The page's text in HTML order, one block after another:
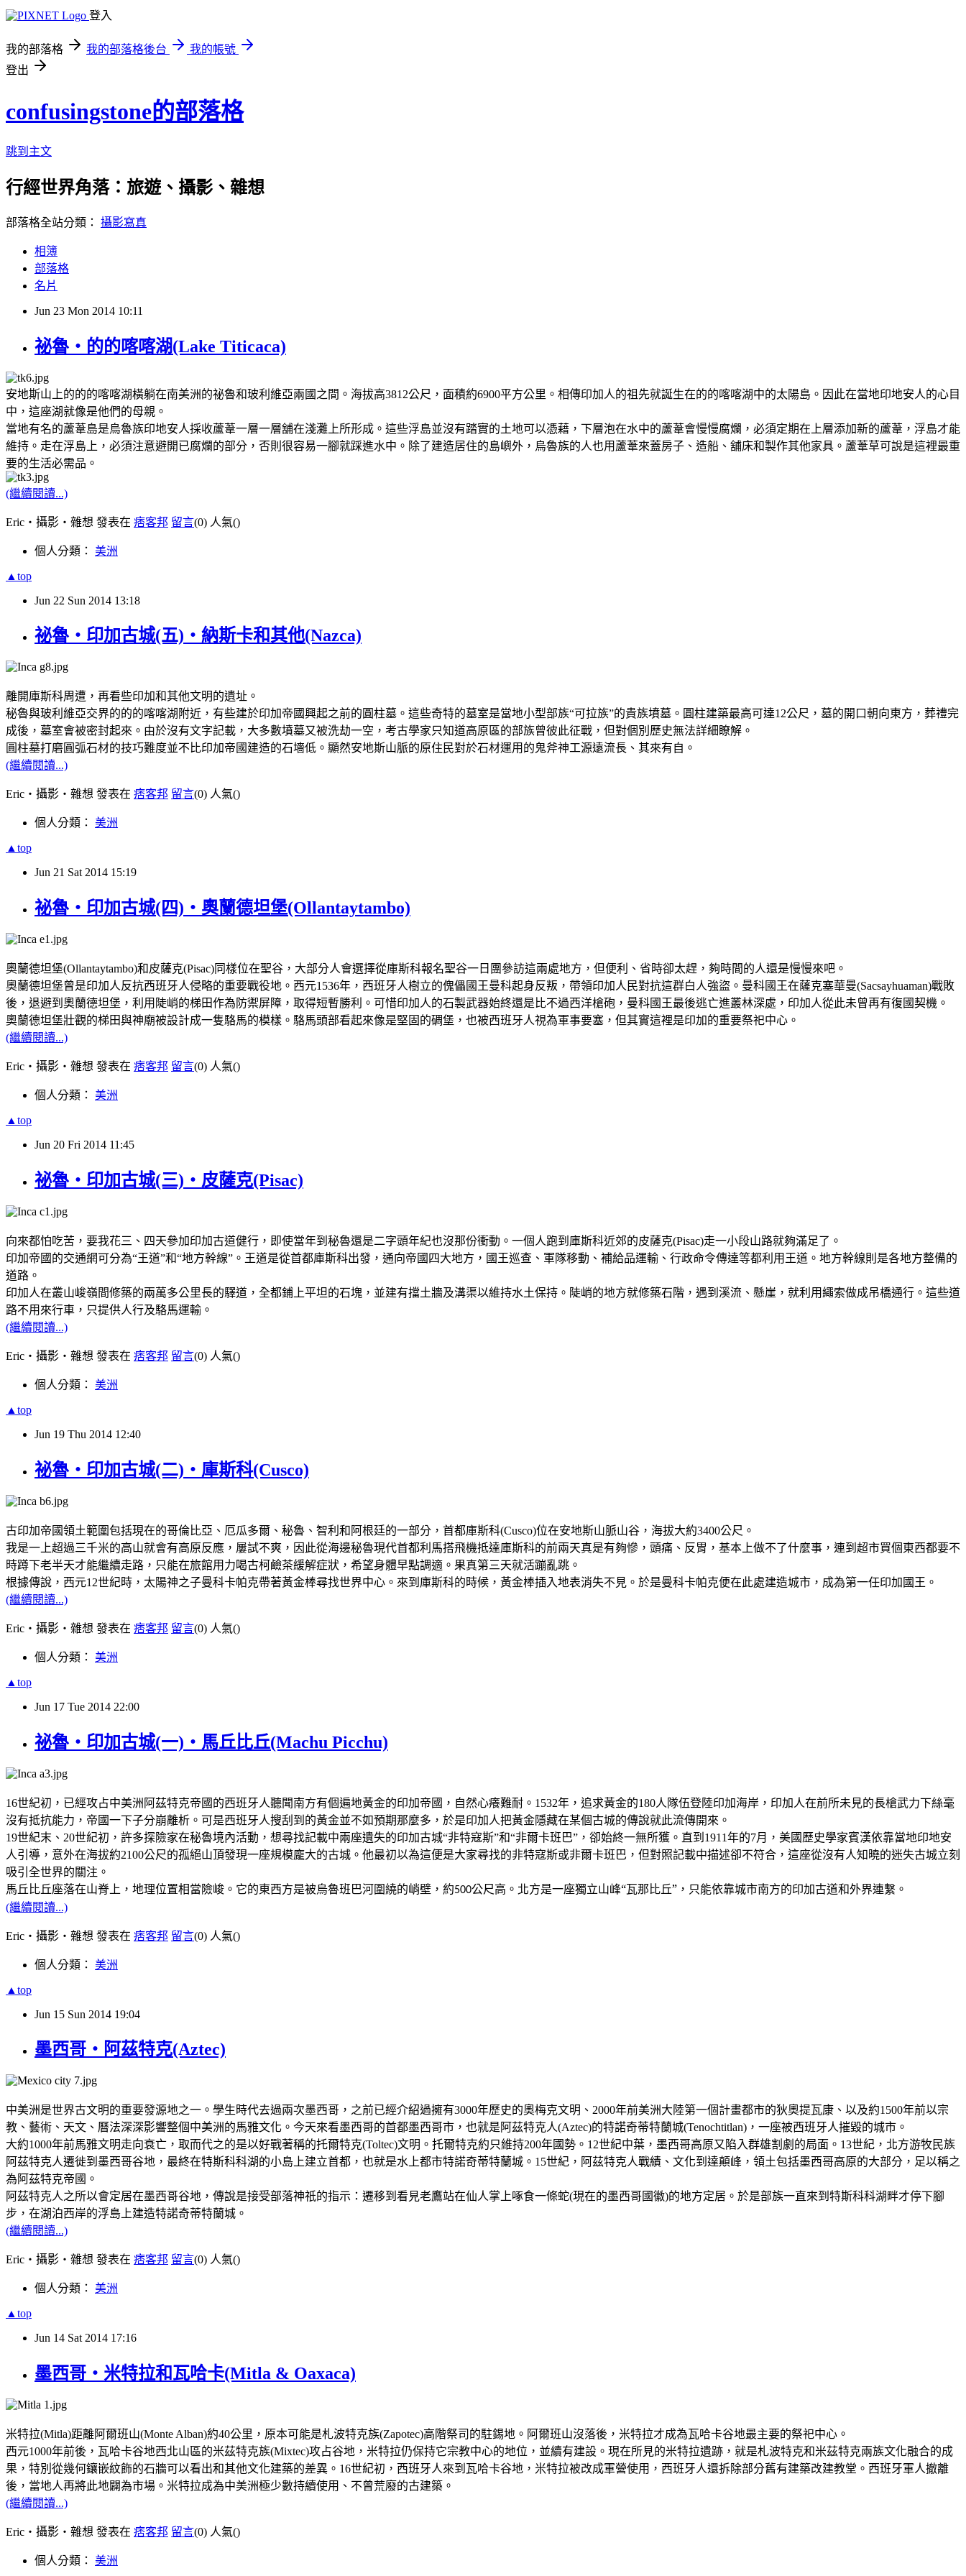
登入
我的部落格 我的部落格後台
我的帳號
登出
confusingstone的部落格
跳到主文
行經世界角落：旅遊、攝影、雜想
部落格全站分類： 攝影寫真
相簿
部落格
名片
Jun 23 Mon 2014 10:11
祕魯‧的的喀喀湖(Lake Titicaca)
安地斯山上的的的喀喀湖橫躺在南美洲的祕魯和玻利維亞兩國之間。海拔高3812公尺，面積約6900平方公里。相傳印加人的祖先就誕生在的的喀喀湖中的太陽島。因此在當地印地安人的心目
中，這座湖就像是他們的母親。
當地有名的蘆葦島是烏魯族印地安人採收蘆葦一層一層舖在淺灘上所形成。這些浮島並沒有踏實的土地可以憑藉，下層泡在水中的蘆葦會慢慢腐爛，必須定期在上層添加新的蘆葦，浮島才能
維持。走在浮島上，必須注意避開已腐爛的部分，否則很容易一腳就踩進水中。除了建造居住的島嶼外，烏魯族的人也用蘆葦來蓋房子、造船、舖床和製作其他家具。蘆葦草可說是這裡最重
要的生活必需品。
(繼續閱讀...)
Eric‧攝影‧雜想 發表在 痞客邦 留言(0) 人氣()
個人分類： 美洲
▲top
Jun 22 Sun 2014 13:18
祕魯‧印加古城(五)‧納斯卡和其他(Nazca)
離開庫斯科周遭，再看些印加和其他文明的遺址。
秘魯與玻利維亞交界的的的喀喀湖附近，有些建於印加帝國興起之前的圓柱墓。這些奇特的墓室是當地小型部族“可拉族”的貴族墳墓。圓柱建築最高可達12公尺，墓的開口朝向東方，葬禮完
成後，墓室會被密封起來。由於沒有文字記載，大多數墳墓又被洗劫一空，考古學家只知道高原區的部族曾彼此征戰，但對個別歷史無法詳細瞭解。
圓柱墓打磨圓弧石材的技巧難度並不比印加帝國建造的石墻低。顯然安地斯山脈的原住民對於石材運用的鬼斧神工源遠流長、其來有自。
(繼續閱讀...)
Eric‧攝影‧雜想 發表在 痞客邦 留言(0) 人氣()
個人分類： 美洲
▲top
Jun 21 Sat 2014 15:19
祕魯‧印加古城(四)‧奧蘭德坦堡(Ollantaytambo)
奧蘭德坦堡(Ollantaytambo)和皮薩克(Pisac)同樣位在聖谷，大部分人會選擇從庫斯科報名聖谷一日團參訪這兩處地方，但便利、省時卻太趕，夠時間的人還是慢慢來吧。
奧蘭德坦堡曾是印加人反抗西班牙人侵略的重要戰役地。西元1536年，西班牙人樹立的傀儡國王曼科起身反叛，帶領印加人民對抗這群白人強盜。曼科國王在薩克塞華曼(Sacsayhuaman)戰敗
後，退避到奧蘭德坦堡，利用陡峭的梯田作為防禦屏障，取得短暫勝利。可惜印加人的石製武器始終還是比不過西洋槍砲，曼科國王最後逃亡進叢林深處，印加人從此未曾再有復國契機。
奧蘭德坦堡壯觀的梯田與神廟被設計成一隻駱馬的模樣。駱馬頭部看起來像是堅固的碉堡，也被西班牙人視為軍事要塞，但其實這裡是印加的重要祭祀中心。
(繼續閱讀...)
Eric‧攝影‧雜想 發表在 痞客邦 留言(0) 人氣()
個人分類： 美洲
▲top
Jun 20 Fri 2014 11:45
祕魯‧印加古城(三)‧皮薩克(Pisac)
向來都怕吃苦，要我花三、四天參加印加古道健行，即使當年到秘魯還是二字頭年紀也沒那份衝動。一個人跑到庫斯科近郊的皮薩克(Pisac)走一小段山路就夠滿足了。
印加帝國的交通網可分為“王道”和“地方幹線”。王道是從首都庫斯科出發，通向帝國四大地方，國王巡查、軍隊移動、補給品運輸、行政命令傳達等都利用王道。地方幹線則是各地方整備的
道路。
印加人在叢山峻嶺間修築的兩萬多公里長的驛道，全都鋪上平坦的石塊，並建有擋土牆及溝渠以維持水土保持。陡峭的地方就修築石階，遇到溪流、懸崖，就利用繩索做成吊橋通行。這些道
路不用來行車，只提供人行及駱馬運輸。
(繼續閱讀...)
Eric‧攝影‧雜想 發表在 痞客邦 留言(0) 人氣()
個人分類： 美洲
▲top
Jun 19 Thu 2014 12:40
祕魯‧印加古城(二)‧庫斯科(Cusco)
古印加帝國領土範圍包括現在的哥倫比亞、厄瓜多爾、秘魯、智利和阿根廷的一部分，首都庫斯科(Cusco)位在安地斯山脈山谷，海拔大約3400公尺。
我是一上超過三千米的高山就會有高原反應，屢試不爽，因此從海邊秘魯現代首都利馬搭飛機抵達庫斯科的前兩天真是有夠慘，頭痛、反胃，基本上做不了什麼事，連到超市買個東西都要不
時蹲下老半天才能繼續走路，只能在旅館用力喝古柯鹼茶緩解症狀，希望身體早點調適。果真第三天就活蹦亂跳。
根據傳說，西元12世紀時，太陽神之子曼科卡帕克帶著黃金棒尋找世界中心。來到庫斯科的時候，黃金棒插入地表消失不見。於是曼科卡帕克便在此處建造城市，成為第一任印加國王。
(繼續閱讀...)
Eric‧攝影‧雜想 發表在 痞客邦 留言(0) 人氣()
個人分類： 美洲
▲top
Jun 17 Tue 2014 22:00
祕魯‧印加古城(一)‧馬丘比丘(Machu Picchu)
16世紀初，已經攻占中美洲阿茲特克帝國的西班牙人聽聞南方有個遍地黃金的印加帝國，自然心癢難耐。1532年，追求黃金的180人隊伍登陸印加海岸，印加人在前所未見的長槍武力下絲毫
沒有抵抗能力，帝國一下子分崩離析。可是西班牙人搜刮到的黃金並不如預期那麼多，於是印加人把黃金隱藏在某個古城的傳說就此流傳開來。
19世紀末、20世紀初，許多探險家在秘魯境內活動，想尋找記載中兩座遺失的印加古城“非特寇斯”和“非爾卡班巴”，卻始終一無所獲。直到1911年的7月，美國歷史學家賓漢依靠當地印地安
人引導，意外在海拔約2100公尺的孤絕山頂發現一座規模龐大的古城。他最初以為這便是大家尋找的非特寇斯或非爾卡班巴，但對照記載中描述卻不符合，這座從沒有人知曉的迷失古城立刻
吸引全世界的關注。
馬丘比丘座落在山脊上，地理位置相當險峻。它的東西方是被烏魯班巴河圍繞的峭壁，約500公尺高。北方是一座獨立山峰“瓦那比丘”，只能依靠城市南方的印加古道和外界連繫。
(繼續閱讀...)
Eric‧攝影‧雜想 發表在 痞客邦 留言(0) 人氣()
個人分類： 美洲
▲top
Jun 15 Sun 2014 19:04
墨西哥‧阿茲特克(Aztec)
中美洲是世界古文明的重要發源地之一。學生時代去過兩次墨西哥，之前已經介紹過擁有3000年歷史的奧梅克文明、2000年前美洲大陸第一個計畫都市的狄奧提瓦康、以及約1500年前以宗
教、藝術、天文、曆法深深影響整個中美洲的馬雅文化。今天來看墨西哥的首都墨西哥市，也就是阿茲特克人(Aztec)的特諾奇蒂特蘭城(Tenochtitlan)，一座被西班牙人摧毀的城市。
大約1000年前馬雅文明走向衰亡，取而代之的是以好戰著稱的托爾特克(Toltec)文明。托爾特克約只維持200年國勢。12世紀中葉，墨西哥高原又陷入群雄割劇的局面。13世紀，北方游牧民族
阿茲特克人遷徙到墨西哥谷地，最終在特斯科科湖的小島上建立首都，也就是水上都市特諾奇蒂特蘭城。15世紀，阿茲特克人戰績、文化到達顛峰，領土包括墨西哥高原的大部分，足以稱之
為阿茲特克帝國。
阿茲特克人之所以會定居在墨西哥谷地，傳說是接受部落神祇的指示：遷移到看見老鷹站在仙人掌上啄食一條蛇(現在的墨西哥國徽)的地方定居。於是部族一直來到特斯科科湖畔才停下腳
步，在湖泊西岸的浮島上建造特諾奇蒂特蘭城。
(繼續閱讀...)
Eric‧攝影‧雜想 發表在 痞客邦 留言(0) 人氣()
個人分類： 美洲
▲top
Jun 14 Sat 2014 17:16
墨西哥‧米特拉和瓦哈卡(Mitla & Oaxaca)
米特拉(Mitla)距離阿爾班山(Monte Alban)約40公里，原本可能是札波特克族(Zapotec)高階祭司的駐錫地。阿爾班山沒落後，米特拉才成為瓦哈卡谷地最主要的祭祀中心。
西元1000年前後，瓦哈卡谷地西北山區的米茲特克族(Mixtec)攻占谷地，米特拉仍保持它宗教中心的地位，並續有建設。現在所見的米特拉遺跡，就是札波特克和米茲特克兩族文化融合的成
果，特別從幾何鑲嵌紋飾的石牆可以看出和其他文化建築的差異。16世紀初，西班牙人來到瓦哈卡谷地，米特拉被改成軍營使用，西班牙人還拆除部分舊有建築改建教堂。西班牙軍人撤離
後，當地人再將此地闢為市場。米特拉成為中美洲極少數持續使用、不曾荒廢的古建築。
(繼續閱讀...)
Eric‧攝影‧雜想 發表在 痞客邦 留言(0) 人氣()
個人分類： 美洲